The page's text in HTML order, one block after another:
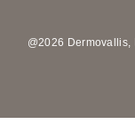
@2026 Dermovallis,